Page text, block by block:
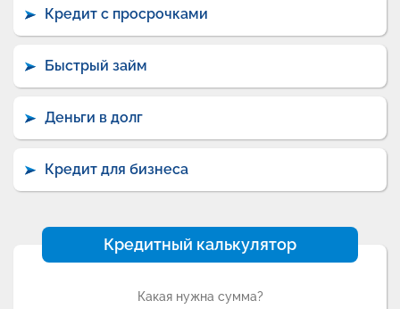
Кредит с просрочками
Быстрый займ
Деньги в долг
Кредит для бизнеса
Кредитный калькулятор
Какая нужна сумма?